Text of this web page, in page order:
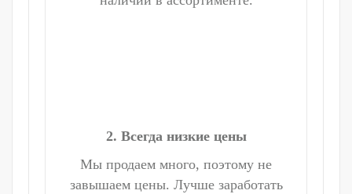
2. Всегда низкие цены
Мы продаем много, поэтому не
завышаем цены. Лучше заработать